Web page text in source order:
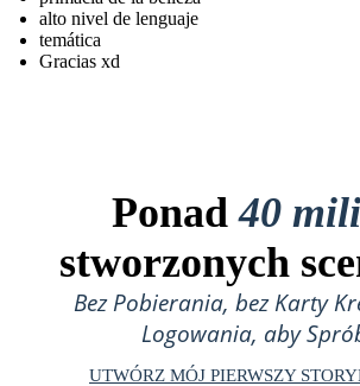
alto nivel de lenguaje
temática
Gracias xd
Ponad40
stworzonych
Bez Pobierania, bez Karty
Logowania, aby
UTWÓRZ MÓJ PIERWSZY